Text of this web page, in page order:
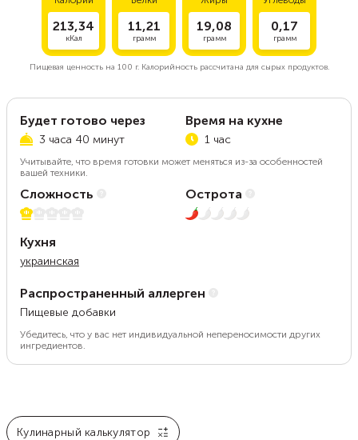
213,34
кКал
11,21
грамм
19,08
грамм
0,17
грамм
Пищевая ценность на 100 г.Калорийность рассчитана для сырых продуктов.
Будет готово через
3 часа 40 минут
Время на кухне
1 час
Учитывайте, что время готовки может меняться из-за особенностей
вашей техники.
Сложность
1 из 5
Острота
1 из 5
Кухня
украинская
Распространенный аллерген
Пищевые добавки
Убедитесь, что у вас нет индивидуальной непереносимости других
ингредиентов.
Кулинарный калькулятор